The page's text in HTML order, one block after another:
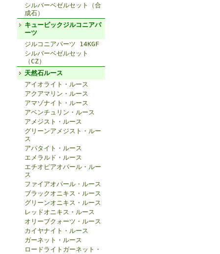
シルバーベゼルセット（合
成石）
キュービックジルコニアパ
ーツ
ジルコニアパーツ 14KGF
シルバーベゼルセット
（CZ）
天然石ルース
アイオライト・ルース
アクアマリン・ルース
アマゾナイト・ルース
アベンチュリン・ルース
アメジスト・ルース
グリーンアメジスト・ルー
ス
アパタイト・ルース
エメラルド・ルース
エチオピアオパール・ルー
ス
ファイアオパール・ルース
ブラックオニキス・ルース
グリーンオニキス・ルース
レッドオニキス・ルース
オリーブクォーツ・ルース
カイヤナイト・ルース
ガーネット・ルース
ロードライトガーネット・